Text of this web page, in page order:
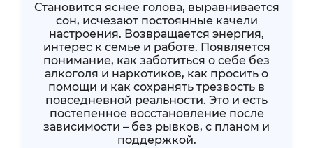
Становится яснее голова, выравнивается
сон, исчезают постоянные качели
настроения. Возвращается энергия,
интерес к семье и работе. Появляется
понимание, как заботиться о себе без
алкоголя и наркотиков, как просить о
помощи и как сохранять трезвость в
повседневной реальности. Это и есть
постепенное восстановление после
зависимости – без рывков, с планом и
поддержкой.